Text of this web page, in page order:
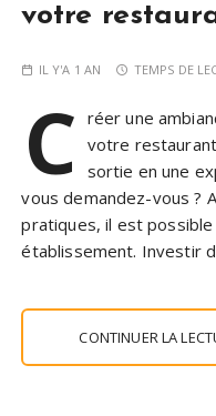
votre
IL Y'A 1 AN TEMPS DE
C réer une
votre
sortie en une
vous demandez-vous ?
pratiques, il est
établissement. Investir
CONTINUER LA